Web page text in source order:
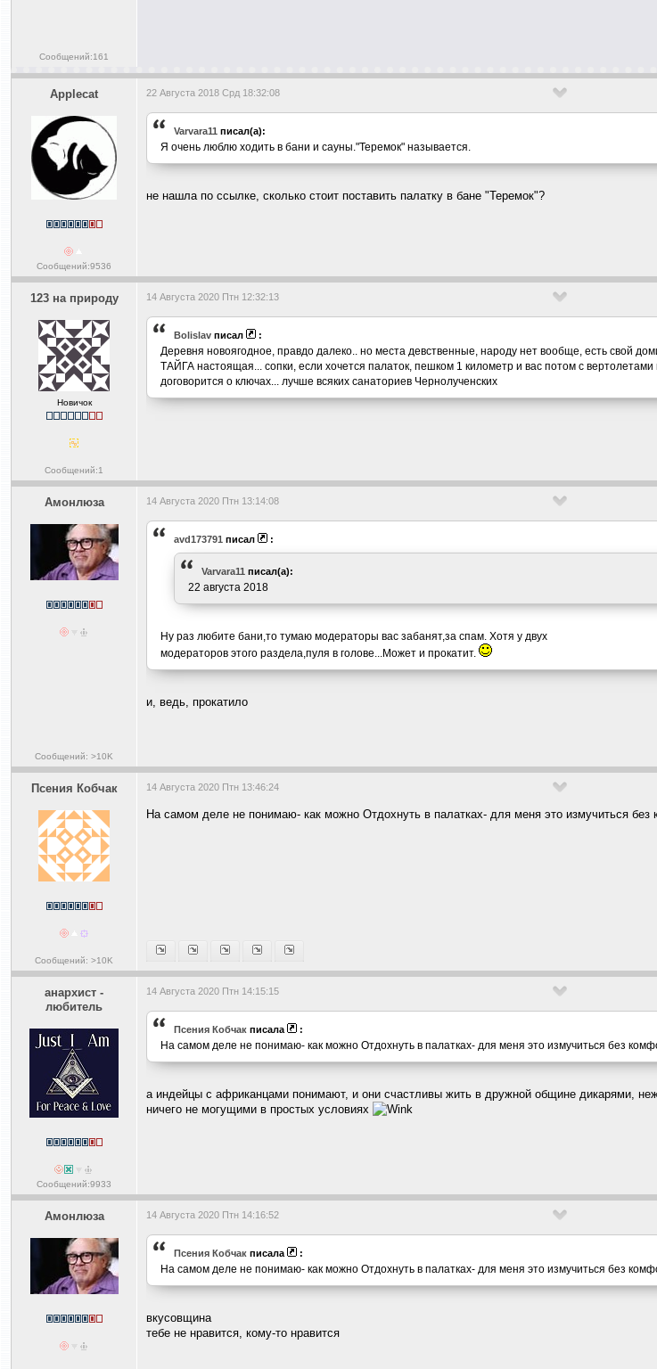
Сообщений:161
Applecat
Сообщений:9536
22 Августа 2018 Срд 18:32:08
Varvara11 писал(а):
Я очень люблю ходить в бани и сауны."Теремок" называется.
не нашла по ссылке, сколько стоит поставить палатку в бане "Теремок"?
123 на природу
Новичок
Сообщений:1
14 Августа 2020 Птн 12:32:13
Bolislav писал :
Деревня новоягодное, правдо далеко.. но места девственные, народу нет вообще, есть свой
ТАЙГА настоящая... сопки, если хочется палаток, пешком 1 километр и вас потом с
договорится о ключах... лучше всяких санаториев Чернолученских
Амонлюза
Сообщений: >10K
14 Августа 2020 Птн 13:14:08
avd173791 писал :
Varvara11 писал(а):
22 августа 2018
Ну раз любите бани,то тумаю модераторы вас забанят,за спам. Хотя у двух
модераторов этого раздела,пуля в голове...Может и прокатит.
и, ведь, прокатило
Псения Кобчак
Сообщений: >10K
14 Августа 2020 Птн 13:46:24
На самом деле не понимаю- как можно Отдохнуть в палатках- для меня это измучиться
анархист -
любитель
Сообщений:9933
14 Августа 2020 Птн 14:15:15
Псения Кобчак писала :
На самом деле не понимаю- как можно Отдохнуть в палатках- для меня это измучиться без
а индейцы с африканцами понимают, и они счастливы жить в дружной общине дикарями,
ничего не могущими в простых условиях
Амонлюза 14 Августа 2020 Птн 14:16:52
Псения Кобчак писала :
На самом деле не понимаю- как можно Отдохнуть в палатках- для меня это измучиться без
вкусовщина
тебе не нравится, кому-то нравится